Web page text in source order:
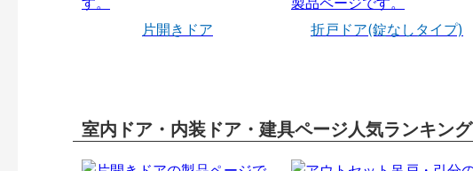
片開きドア 折戸ドア(錠なしタイプ)
室内ドア・内装ドア・建具ページ人気ランキング